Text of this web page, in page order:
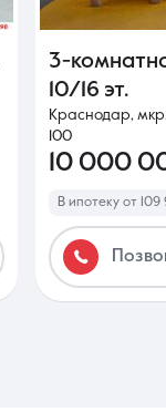
3-
10/16 эт.
Краснодар,
100
10 000
В ипотеку от